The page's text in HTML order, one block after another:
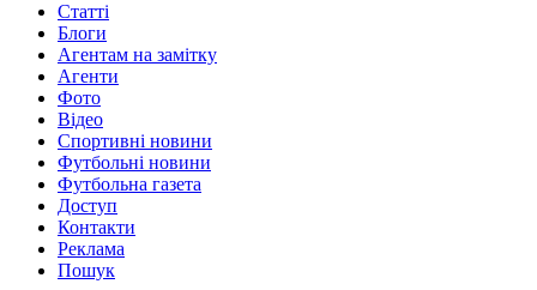
Статті
Блоги
Агентам на замітку
Агенти
Фото
Відео
Спортивні новини
Футбольні новини
Футбольна газета
Доступ
Контакти
Реклама
Пошук